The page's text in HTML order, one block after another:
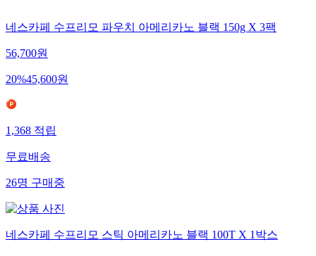
네스카페 수프리모 파우치 아메리카노 블랙 150g X 3팩
56,700원
20%45,600원
1,368적립
무료배송
26명구매중
네스카페 수프리모 스틱 아메리카노 블랙 100T X 1박스